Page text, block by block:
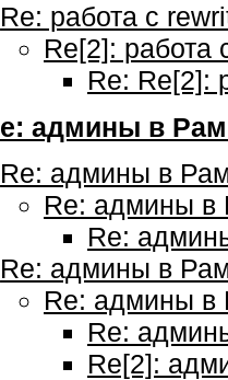
Re: работа с
Re[2]: работа
Re: Re[2]:
админы в
Re: админы в
Re: админы в
Re:
Re: админы в
Re: админы в
Re:
Re[2]: